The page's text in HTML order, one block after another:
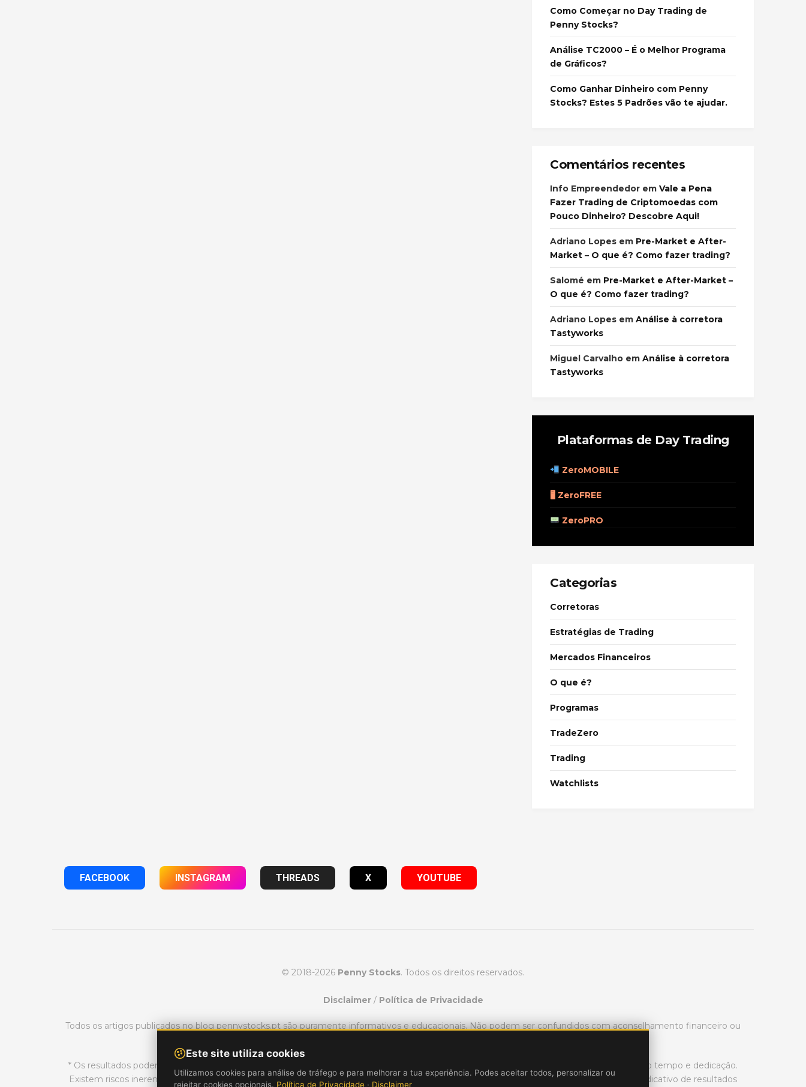
Este site utiliza cookies
Utilizamos cookies para análise de tráfego e para melhorar a tua experiência. Podes aceitar todos, personalizar ou
rejeitar cookies opcionais. Política de Privacidade · Disclaimer
Como Começar no Day Trading de
Penny Stocks?
Análise TC2000 – É o Melhor Programa
de Gráficos?
Como Ganhar Dinheiro com Penny
Stocks? Estes 5 Padrões vão te ajudar.
Comentários recentes
Info Empreendedor em Vale a Pena
Fazer Trading de Criptomoedas com
Pouco Dinheiro? Descobre Aqui!
Adriano Lopes em Pre-Market e After-
Market – O que é? Como fazer trading?
Salomé em Pre-Market e After-Market –
O que é? Como fazer trading?
Adriano Lopes em Análise à corretora
Tastyworks
Miguel Carvalho em Análise à corretora
Tastyworks
Plataformas de Day Trading
ZeroMOBILE
🖥 ZeroFREE
ZeroPRO
Categorias
Corretoras
Estratégias de Trading
Mercados Financeiros
O que é?
Programas
TradeZero
Trading
Watchlists
FACEBOOK INSTAGRAM THREADS X YOUTUBE
© 2018-2026 Penny Stocks. Todos os direitos reservados.
Disclaimer/ Política de Privacidade
Todos os artigos publicados no blog pennystocks.pt são puramente informativos e educacionais. Não podem ser confundidos com aconselhamento financeiro ou
* Os resultados podem não ser típicos e podem variar de pessoa para pessoa. Para ganhar dinheiro com o day trading de ações é necessário tempo e dedicação.
Existem riscos inerentes ao day trading no mercado de ações, incluindo a perda de dinheiro. O desempenho passado no mercado não é indicativo de resultados